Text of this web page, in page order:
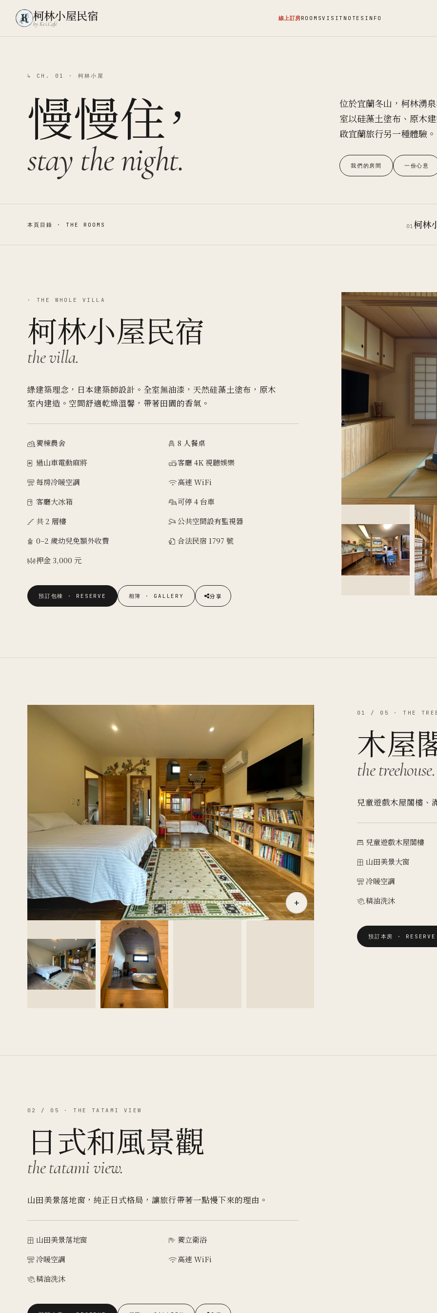
柯林小屋民宿
by Kei.Café
線上訂房ROOMSVISIT NOTES INFO
↳ CH. 01 · 柯林小屋
慢慢住，
stay the night.
位於宜蘭冬山，柯林湧
室以硅藻土塗布、原木
啟宜蘭旅行另一種體驗。
我們的房間 一份心意
本頁目錄 · THE ROOMS 01 柯林
· THE WHOLE VILLA
柯林小屋民宿
the villa.
綠建築理念，日本建築師設計。全室無油漆，天然硅藻土塗布，原木
室內建造。空間舒適乾燥溫馨，帶著田園的香氣。
獨棟農舍
8 人餐桌
過山車電動麻將
客廳 4K 視聽娛樂
每房冷暖空調
高速 WiFi
客廳大冰箱
可停 4 台車
共 2 層樓
公共空間設有監視器
0–2 歲幼兒免額外收費
合法民宿 1797 號
押金 3,000 元
預訂包棟 · RESERVE 相簿 · GALLERY 分享
01 / 05 · THE
木屋
the treehouse.
兒童遊戲木屋閣樓、
兒童遊戲木屋閣樓
山田美景大窗
冷暖空調
精油洗沐
預訂本房 · RESERVE
+
02 / 05 · THE TATAMI VIEW
日式和風景觀
the tatami view.
山田美景落地窗，純正日式格局，讓旅行帶著一點慢下來的理由。
山田美景落地窗
獨立衛浴
冷暖空調
高速 WiFi
精油洗沐